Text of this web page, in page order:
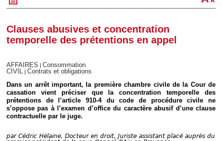
Clauses abusives et concentration
temporelle des prétentions en appel
AFFAIRES
Consommation
CIVIL
Contrats et obligations
Dans un arrêt important, la première chambre civile de la Cour de
cassation vient préciser que la concentration temporelle des
prétentions de l’article 910-4 du code de procédure civile ne
s’oppose pas à l’examen d’office du caractère abusif d’une clause
contractuelle par le juge.
par Cédric Hélaine, Docteur en droit, Juriste assistant placé auprès du